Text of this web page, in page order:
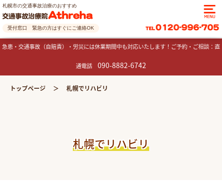
急患・交通事故（自賠責）・労災には休業期間中も対応いたします！ご予約・ご相談：直
通電話 090-8882-6742
札幌市の交通事故治療のおすすめ
受付窓口 緊急の方はすぐにご連絡OK
トップページ 札幌でリハビリ
札幌でリハビリ